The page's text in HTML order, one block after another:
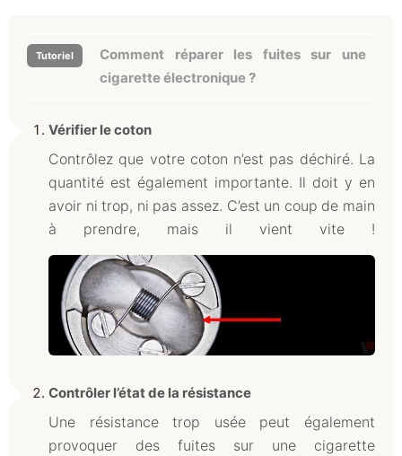
Comment réparer les fuites sur une
cigarette électronique ?
Vérifier le coton
Contrôlez que votre coton n’est pas déchiré. La
quantité est également importante. Il doit y en
avoir ni trop, ni pas assez. C’est un coup de main
à prendre, mais il vient vite !
Contrôler l’état de la résistance
Une résistance trop usée peut également
provoquer des fuites sur une cigarette